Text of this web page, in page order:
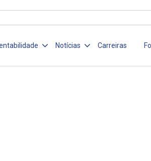
Notícias Carreiras